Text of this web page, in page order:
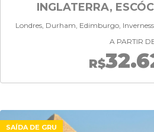
INGLATERRA,
Londres, Durham, Edimburgo,
A PARTIR
R$
SAÍDA DE GRU